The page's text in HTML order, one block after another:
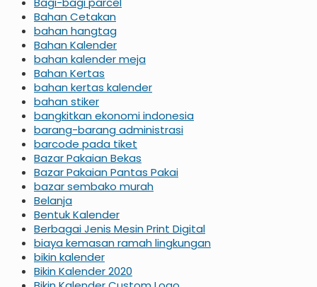
Bahan Cetakan
bahan hangtag
Bahan Kalender
bahan kalender meja
Bahan Kertas
bahan kertas kalender
bahan stiker
bangkitkan ekonomi indonesia
barang-barang administrasi
barcode pada tiket
Bazar Pakaian Bekas
Bazar Pakaian Pantas Pakai
bazar sembako murah
Belanja
Bentuk Kalender
Berbagai Jenis Mesin Print Digital
biaya kemasan ramah lingkungan
bikin kalender
Bikin Kalender 2020